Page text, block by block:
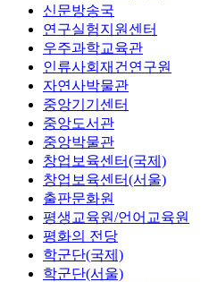
신문방송국
연구실험지원센터
우주과학교육관
인류사회재건연구원
자연사박물관
중앙기기센터
중앙도서관
중앙박물관
창업보육센터(국제)
창업보육센터(서울)
출판문화원
평생교육원/언어교육원
평화의 전당
학군단(국제)
학군단(서울)